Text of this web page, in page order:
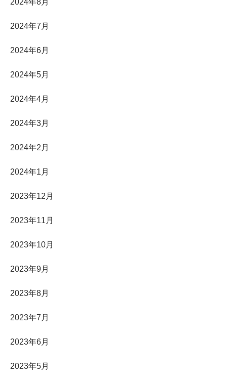
2024年8月
2024年7月
2024年6月
2024年5月
2024年4月
2024年3月
2024年2月
2024年1月
2023年12月
2023年11月
2023年10月
2023年9月
2023年8月
2023年7月
2023年6月
2023年5月